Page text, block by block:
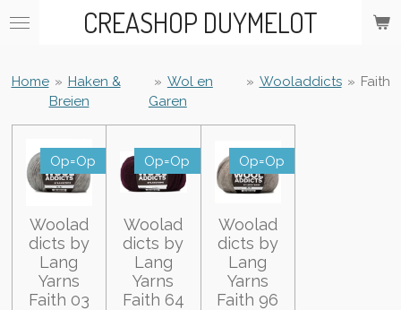
Ga
de
hoofdinhoud
CREASHOP DUYMELOT
Home » Haken &
Breien
» Wol en
Garen
» Wooladdicts » Faith
Op=Op
Woolad
dicts by
Lang
Yarns
Faith 03
Op=Op
Woolad
dicts by
Lang
Yarns
Faith 64
Op=Op
Woolad
dicts by
Lang
Yarns
Faith 96